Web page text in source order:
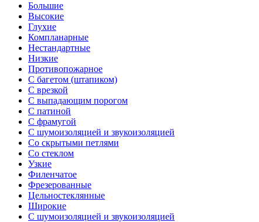
Большие
Высокие
Глухие
Компланарные
Нестандартные
Низкие
Противопожарное
С багетом (штапиком)
С врезкой
С выпадающим порогом
С патиной
С фрамугой
С шумоизоляцией и звукоизоляцией
Со скрытыми петлями
Со стеклом
Узкие
Филенчатое
Фрезерованные
Цельностеклянные
Широкие
С шумоизоляцией и звукоизоляцией